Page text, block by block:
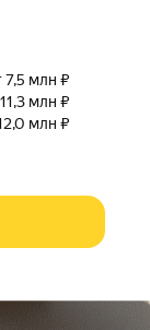
7,5 млн ₽
млн ₽
млн ₽